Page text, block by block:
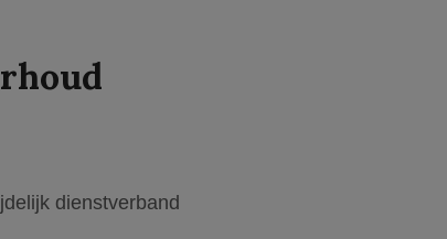
dienstverband